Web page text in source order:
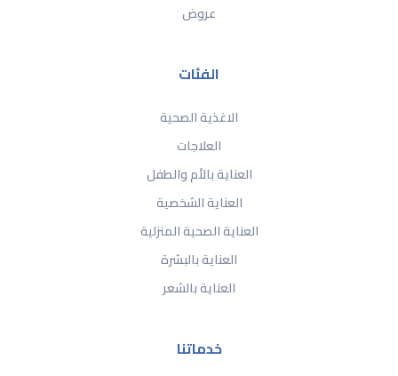
عروض
الفئات
الاغذية الصحية
العلاجات
العناية بالأم والطفل
العناية الشخصية
العناية الصحية المنزلية
العناية بالبشرة
العناية بالشعر
خدماتنا